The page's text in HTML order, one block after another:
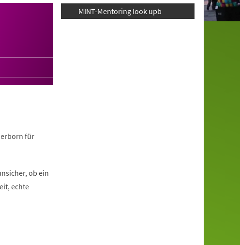
für
ob ein
echte
MINT-Mentoring look upb